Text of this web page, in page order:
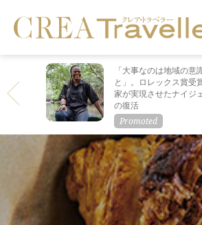
「大事なのは地域の意
と」。ロレックス賞受
家が実現させたナイジ
の復活